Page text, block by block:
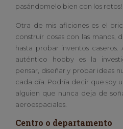
pasándomelo bien con los retos!
Otra de mis aficiones es el
construir cosas con las manos,
hasta probar inventos caseros.
auténtico hobby es la
pensar, diseñar y probar ideas
cada día. Podría decir que soy
alguien que nunca deja de
aeroespaciales.
Centro o departamento